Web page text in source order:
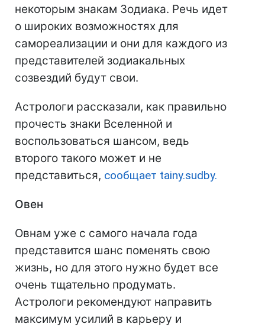
некоторым знакам Зодиака. Речь идет
о широких возможностях для
самореализации и они для каждого из
представителей зодиакальных
созвездий будут свои.
Астрологи рассказали, как правильно
прочесть знаки Вселенной и
воспользоваться шансом, ведь
второго такого может и не
представиться, сообщает tainy.sudby.
Овен
Овнам уже с самого начала года
представится шанс поменять свою
жизнь, но для этого нужно будет все
очень тщательно продумать.
Астрологи рекомендуют направить
максимум усилий в карьеру и